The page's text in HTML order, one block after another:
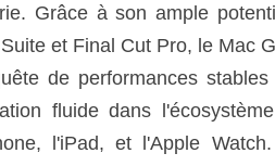
Grâce à son ample
et Final Cut Pro, le Mac
de performances
fluide dans
l'iPad, et l'Apple